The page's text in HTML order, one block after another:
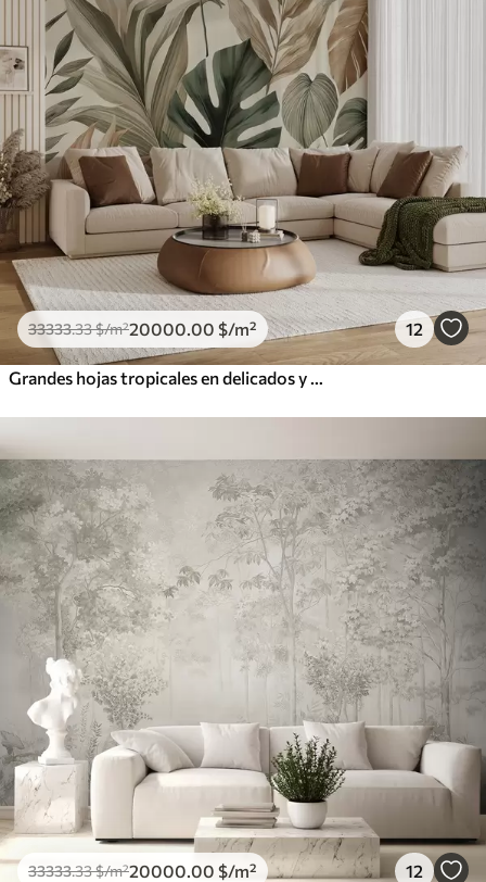
33333.33$/m²20000 .00 $/m² 12
33333.33$/m²20000 .00 $/m² 12